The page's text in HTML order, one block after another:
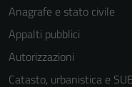
Anagrafe e stato civile
Appalti pubblici
Autorizzazioni
Catasto, urbanistica e SUE